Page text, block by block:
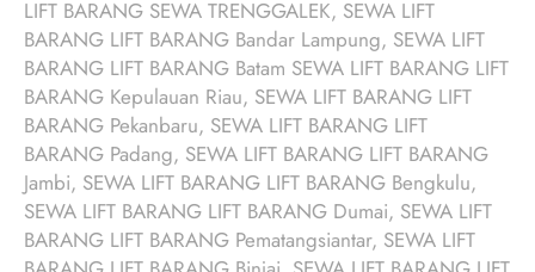
LIFT BARANG SEWA TRENGGALEK, SEWA LIFT
BARANG LIFT BARANG Bandar Lampung, SEWA LIFT
BARANG LIFT BARANG Batam SEWA LIFT BARANG LIFT
BARANG Kepulauan Riau, SEWA LIFT BARANG LIFT
BARANG Pekanbaru, SEWA LIFT BARANG LIFT
BARANG Padang, SEWA LIFT BARANG LIFT BARANG
Jambi, SEWA LIFT BARANG LIFT BARANG Bengkulu,
SEWA LIFT BARANG LIFT BARANG Dumai, SEWA LIFT
BARANG LIFT BARANG Pematangsiantar, SEWA LIFT